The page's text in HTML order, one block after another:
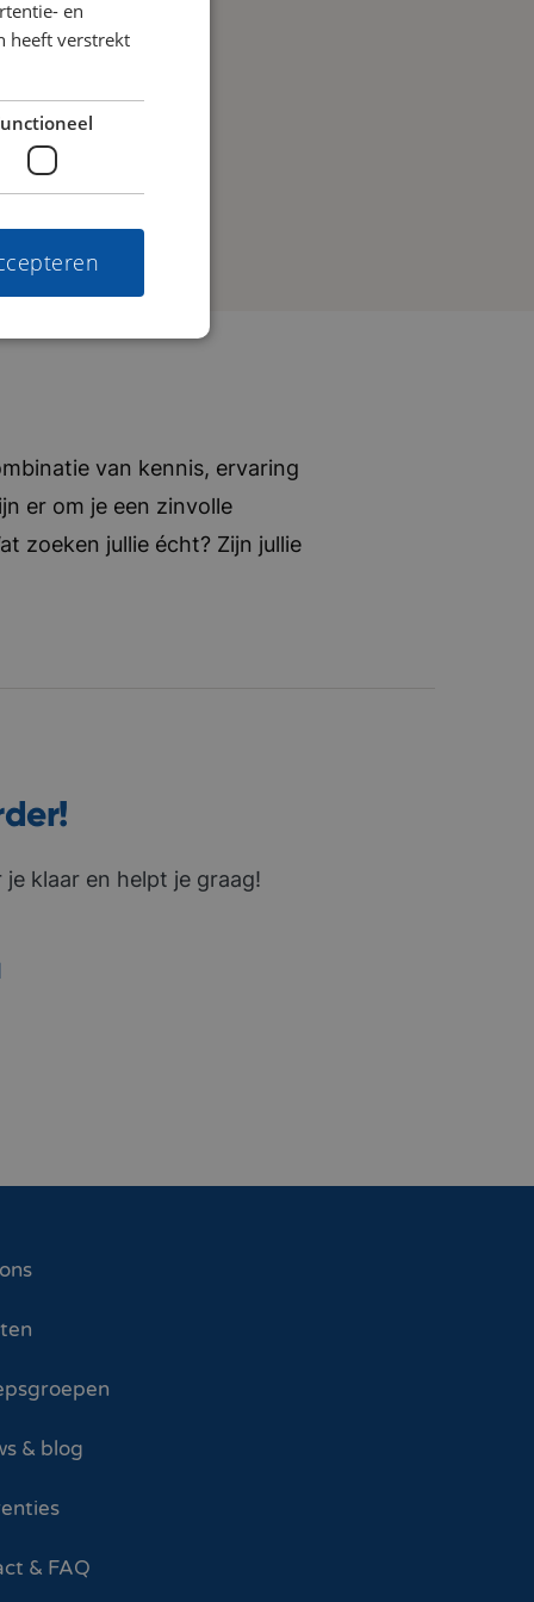
van kennis, ervaring
er om je een zinvolle
zoeken jullie écht? Zijn jullie
klaar en helpt je graag!
& blog
& FAQ
en
heeft verstrekt